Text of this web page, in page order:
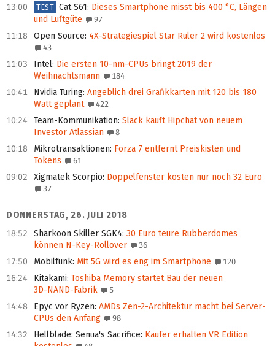
13:00 TEST Cat S61: Dieses Smartphone misst bis 400 °C, Längen
und Luftgüte
97
11:18 Open Source: 4X-Strategiespiel Star Ruler 2 wird kostenlos
43
11:03 Intel: Die ersten 10-nm-CPUs bringt 2019 der
Weihnachtsmann
184
10:41 Nvidia Turing: Angeblich drei Grafikkarten mit 120 bis 180
Watt geplant
422
10:24 Team-Kommunikation: Slack kauft Hipchat von neuem
Investor Atlassian
8
10:18 Mikrotransaktionen: Forza 7 entfernt Preiskisten und
Tokens
61
09:02 Xigmatek Scorpio: Doppelfenster kosten nur noch 32 Euro
37
DONNERSTAG, 26. JULI 2018
18:52
Sharkoon Skiller SGK4: 30 Euro teure Rubberdomes
können N-Key-Rollover
36
17:50 Mobilfunk: Mit 5G wird es eng im Smartphone 120
16:24 Kitakami: Toshiba Memory startet Bau der neuen
3D‑NAND‑Fabrik
5
14:48 Epyc vor Ryzen: AMDs Zen-2-Architektur macht bei Server-
CPUs den Anfang
98
14:32 Hellblade: Senua's Sacrifice: Käufer erhalten VR Edition